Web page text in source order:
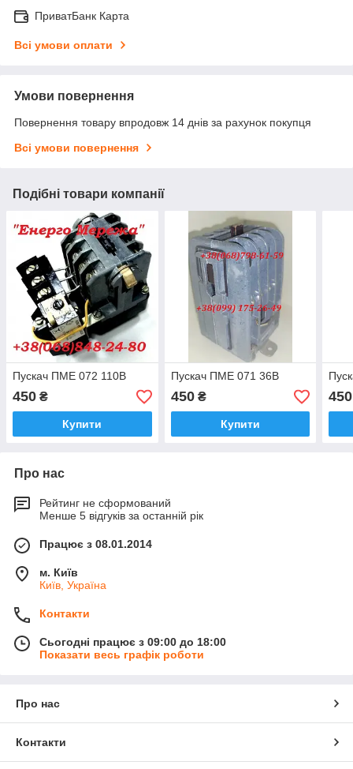
ПриватБанк Карта
Всі умови оплати
Умови повернення
Повернення товару впродовж 14 днів за рахунок покупця
Всі умови повернення
Подібні товари компанії
Пускач ПМЕ 072 110В
450 ₴
Купити
Пускач ПМЕ 071 36В
450₴
Купити
450
Про нас
Рейтинг не сформований
Менше 5 відгуків за останній рік
Працює з 08.01.2014
м. Київ
Київ, Україна
Контакти
Сьогодні працює з 09:00 до 18:00
Показати весь графік роботи
Про нас
Контакти